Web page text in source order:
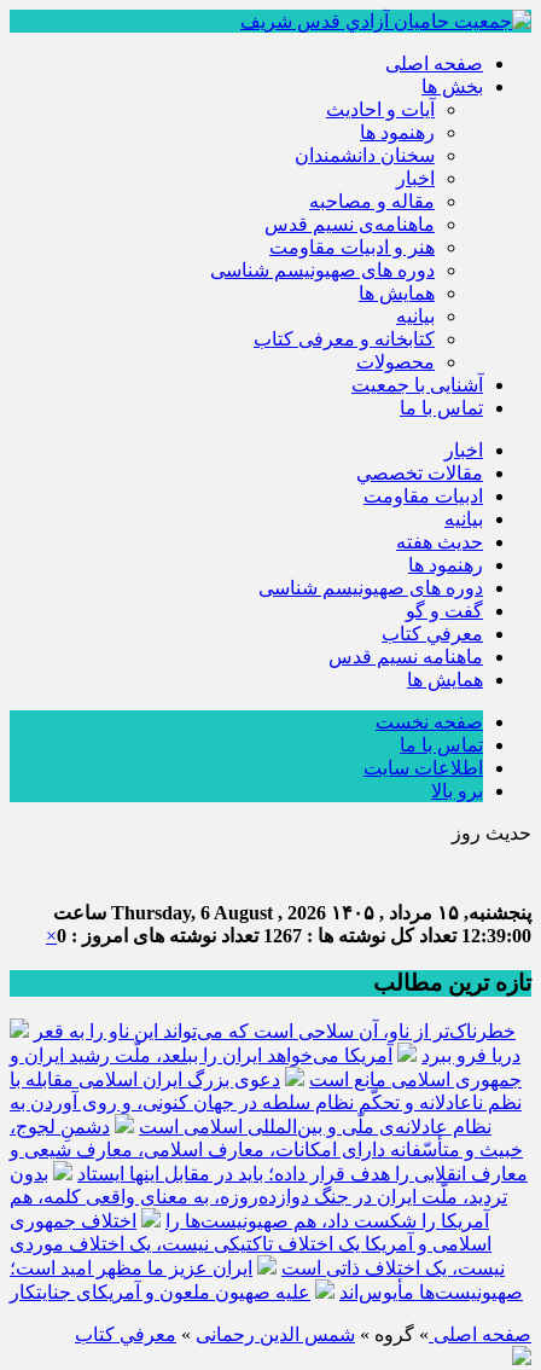
صفحه اصلی
بخش ها
آیات و احادیث
رهنمود ها
سخنان دانشمندان
اخبار
مقاله و مصاحبه
ماهنامه‌ی نسیم قدس
هنر و ادبیات مقاومت
دوره های صهیونیسم شناسی
همايش ها
بيانيه
کتابخانه و معرفی کتاب
محصولات
آشنایی با جمعیت
تماس با ما
اخبار
مقالات تخصصي
ادبيات مقاومت
بيانيه
حديث هفته
رهنمود ها
دوره های صهیونیسم شناسی
گفت و گو
معرفي كتاب
ماهنامه نسيم قدس
همايش ها
صفحه نخست
تماس با ما
اطلاعات سایت
برو بالا
حدیث روز
پنجشنبه, ۱۵ مرداد , ۱۴۰۵ Thursday, 6 August , 2026 ساعت
12:39:01 تعداد کل نوشته ها : 1267 تعداد نوشته های امروز : 0 ×
تازه ترین مطالب
خطرناک‌تر از ناو، آن سلاحی است که می‌تواند این ناو را به قعر
دریا فرو ببرد
آمریکا می‌خواهد ایران را ببلعد، ملّت رشید ایران و
جمهوری اسلامی مانع است
دعوی بزرگ ایران اسلامی مقابله با
نظم ناعادلانه و تحکّم نظام سلطه در جهان کنونی، و روی آوردن به
نظام عادلانه‌ی ملّی و بین‌المللی اسلامی است
دشمنِ لجوج،
خبیث و متأسّفانه دارای امکانات، معارف اسلامی، معارف شیعی و
معارف انقلابی را هدف قرار داده؛ باید در مقابل اینها ایستاد
بدون
تردید، ملّت ایران در جنگ دوازده‌روزه، به معنای واقعی کلمه، هم
آمریکا را شکست داد، هم صهیونیست‌ها را
اختلاف جمهوری
اسلامی و آمریکا یک اختلاف تاکتیکی نیست، یک اختلاف موردی
نیست، یک اختلاف ذاتی است
ایران عزیز ما مظهر امید است؛
صهیونیست‌ها مأیوس‌اند
علیه صهیون ملعون و آمریکای جنایتکار
صفحه اصلی » گروه » شمس الدین رحمانی » معرفي كتاب